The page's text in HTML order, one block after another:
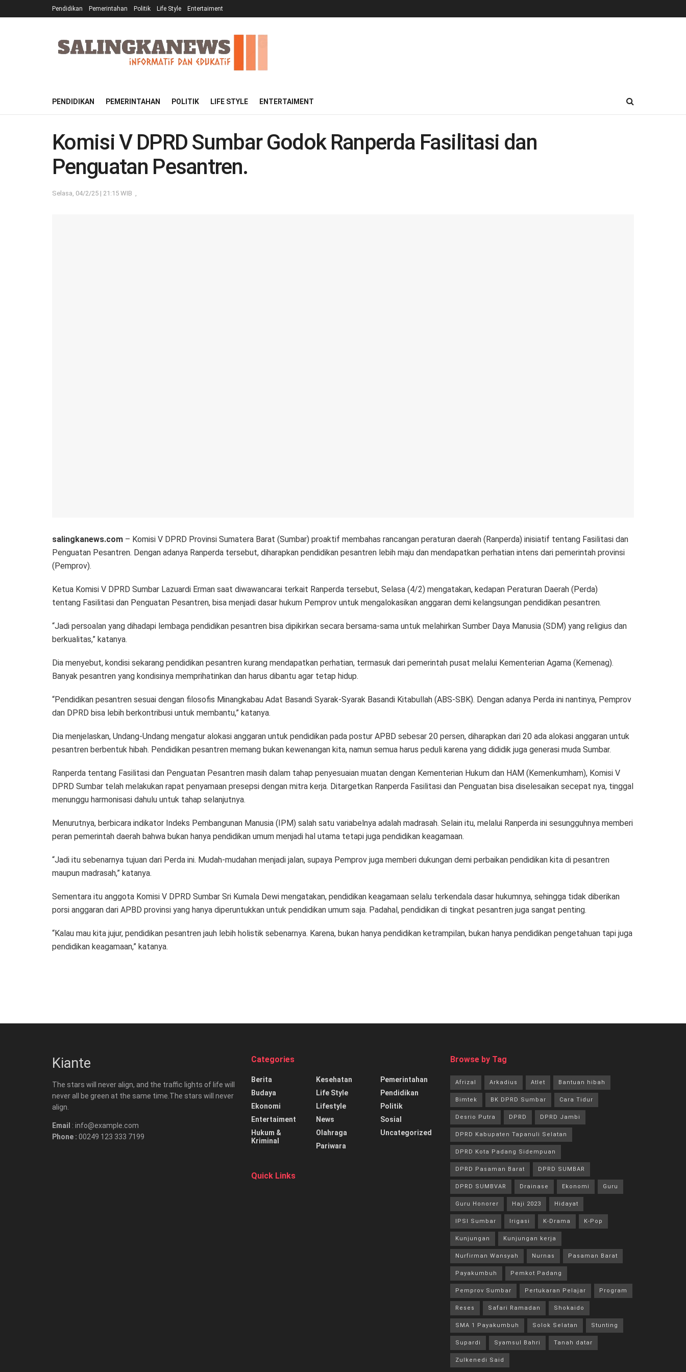
Pendidikan Pemerintahan Politik Life Style Entertaiment
PENDIDIKAN PEMERINTAHAN POLITIK LIFE STYLE ENTERTAIMENT
Komisi V DPRD Sumbar Godok Ranperda Fasilitasi dan
Penguatan Pesantren.
Selasa, 04/2/25 | 21:15 WIB
salingkanews.com – Komisi V DPRD Provinsi Sumatera Barat (Sumbar) proaktif membahas rancangan peraturan daerah (Ranperda) inisiatif tentang Fasilitasi dan
Penguatan Pesantren. Dengan adanya Ranperda tersebut, diharapkan pendidikan pesantren lebih maju dan mendapatkan perhatian intens dari pemerintah provinsi
(Pemprov).
Ketua Komisi V DPRD Sumbar Lazuardi Erman saat diwawancarai terkait Ranperda tersebut, Selasa (4/2) mengatakan, kedapan Peraturan Daerah (Perda)
tentang Fasilitasi dan Penguatan Pesantren, bisa menjadi dasar hukum Pemprov untuk mengalokasikan anggaran demi kelangsungan pendidikan pesantren.
“Jadi persoalan yang dihadapi lembaga pendidikan pesantren bisa dipikirkan secara bersama-sama untuk melahirkan Sumber Daya Manusia (SDM) yang religius dan
berkualitas,” katanya.
Dia menyebut, kondisi sekarang pendidikan pesantren kurang mendapatkan perhatian, termasuk dari pemerintah pusat melalui Kementerian Agama (Kemenag).
Banyak pesantren yang kondisinya memprihatinkan dan harus dibantu agar tetap hidup.
“Pendidikan pesantren sesuai dengan filosofis Minangkabau Adat Basandi Syarak-Syarak Basandi Kitabullah (ABS-SBK). Dengan adanya Perda ini nantinya, Pemprov
dan DPRD bisa lebih berkontribusi untuk membantu,” katanya.
Dia menjelaskan, Undang-Undang mengatur alokasi anggaran untuk pendidikan pada postur APBD sebesar 20 persen, diharapkan dari 20 ada alokasi anggaran untuk
pesantren berbentuk hibah. Pendidikan pesantren memang bukan kewenangan kita, namun semua harus peduli karena yang dididik juga generasi muda Sumbar.
Ranperda tentang Fasilitasi dan Penguatan Pesantren masih dalam tahap penyesuaian muatan dengan Kementerian Hukum dan HAM (Kemenkumham), Komisi V
DPRD Sumbar telah melakukan rapat penyamaan presepsi dengan mitra kerja. Ditargetkan Ranperda Fasilitasi dan Penguatan bisa diselesaikan secepat nya, tinggal
menunggu harmonisasi dahulu untuk tahap selanjutnya.
Menurutnya, berbicara indikator Indeks Pembangunan Manusia (IPM) salah satu variabelnya adalah madrasah. Selain itu, melalui Ranperda ini sesungguhnya memberi
peran pemerintah daerah bahwa bukan hanya pendidikan umum menjadi hal utama tetapi juga pendidikan keagamaan.
“Jadi itu sebenarnya tujuan dari Perda ini. Mudah-mudahan menjadi jalan, supaya Pemprov juga memberi dukungan demi perbaikan pendidikan kita di pesantren
maupun madrasah,” katanya.
Sementara itu anggota Komisi V DPRD Sumbar Sri Kumala Dewi mengatakan, pendidikan keagamaan selalu terkendala dasar hukumnya, sehingga tidak diberikan
porsi anggaran dari APBD provinsi yang hanya diperuntukkan untuk pendidikan umum saja. Padahal, pendidikan di tingkat pesantren juga sangat penting.
“Kalau mau kita jujur, pendidikan pesantren jauh lebih holistik sebenarnya. Karena, bukan hanya pendidikan ketrampilan, bukan hanya pendidikan pengetahuan tapi juga
pendidikan keagamaan,” katanya.
Kiante
The stars will never align, and the traffic lights of life will
never all be green at the same time.The stars will never
align.
Email : info@example.com
Phone : 00249 123 333 7199
Categories
Berita
Budaya
Ekonomi
Entertaiment
Hukum &
Kriminal
Kesehatan
Life Style
Lifestyle
News
Olahraga
Pariwara
Pemerintahan
Pendidikan
Politik
Sosial
Uncategorized
Quick Links
Browse by Tag
Afrizal Arkadius Atlet Bantuan hibah
Bimtek BK DPRD Sumbar Cara Tidur
Desrio Putra DPRD DPRD Jambi
DPRD Kabupaten Tapanuli Selatan
DPRD Kota Padang Sidempuan
DPRD Pasaman Barat DPRD SUMBAR
DPRD SUMBVAR Drainase Ekonomi Guru
Guru Honorer Haji 2023 Hidayat
IPSI Sumbar Irigasi K-Drama K-Pop
Kunjungan Kunjungan kerja
Nurfirman Wansyah Nurnas Pasaman Barat
Payakumbuh Pemkot Padang
Pemprov Sumbar Pertukaran Pelajar Program
Reses Safari Ramadan Shokaido
SMA 1 Payakumbuh Solok Selatan Stunting
Supardi Syamsul Bahri Tanah datar
Zulkenedi Said